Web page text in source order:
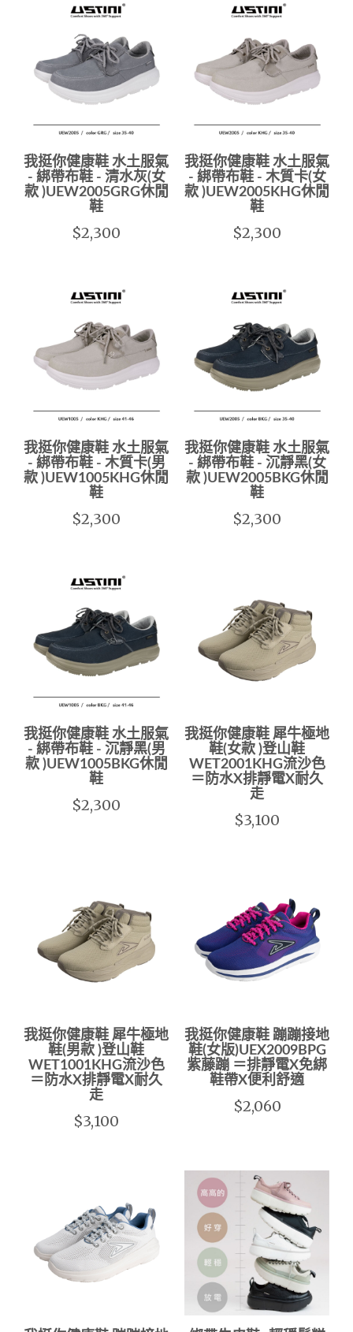
我挺你健康鞋 水土服氣
- 綁帶布鞋 - 清水灰(女
款 )UEW2005GRG休閒
鞋
$2,300
我挺你健康鞋 水土服氣
- 綁帶布鞋 - 木質卡(女
款 )UEW2005KHG休閒
鞋
$2,300
我挺你健康鞋 水土服氣
- 綁帶布鞋 - 木質卡(男
款 )UEW1005KHG休閒
鞋
$2,300
我挺你健康鞋 水土服氣
- 綁帶布鞋 - 沉靜黑(女
款 )UEW2005BKG休閒
鞋
$2,300
我挺你健康鞋 水土服氣
- 綁帶布鞋 - 沉靜黑(男
款 )UEW1005BKG休閒
鞋
$2,300
我挺你健康鞋 犀牛極地
鞋(女款 )登山鞋
WET2001KHG流沙色
＝防水X排靜電X耐久
走
$3,100
我挺你健康鞋 犀牛極地
鞋(男款 )登山鞋
WET1001KHG流沙色
＝防水X排靜電X耐久
走
$3,100
我挺你健康鞋 蹦蹦接地
鞋(女版)UEX2009BPG
紫藤蹦 ＝排靜電X免綁
鞋帶X便利舒適
$2,060